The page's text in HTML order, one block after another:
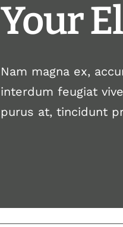
Your
Nam magna ex,
interdum feugiat
purus at, tincidunt